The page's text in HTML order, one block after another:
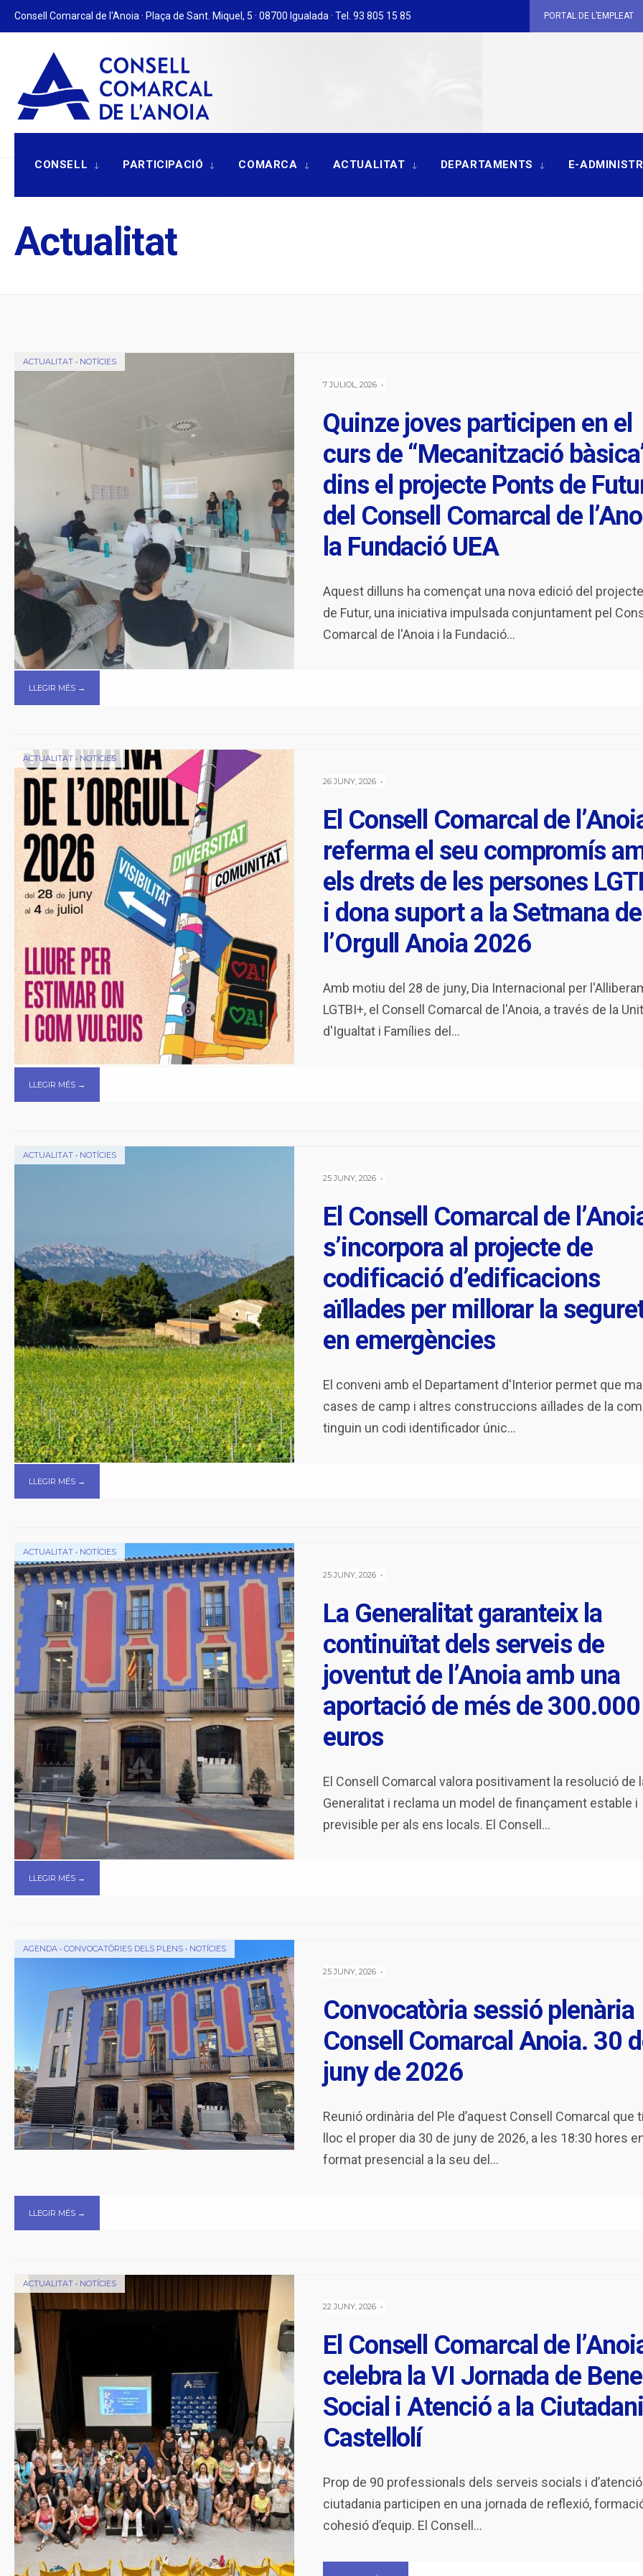
Skip
to
Consell Comarcal de l'Anoia · Plaça de Sant. Miquel, 5 · 08700 Igualada · Tel. 93 805 15 85 PORTAL DE L’EMPLEAT
CONSELL PARTICIPACIÓ COMARCA ACTUALITAT DEPARTAMENTS E-
Actualitat
ACTUALITAT • NOTÍCIES
7 JULIOL, 2026 •
Quinze joves participen en el
curs de “Mecanització
dins el projecte Ponts de
del Consell Comarcal de
la Fundació UEA
Aquest dilluns ha començat una nova edició del
de Futur, una iniciativa impulsada conjuntament pel
Comarcal de l'Anoia i la Fundació...
LLEGIR MÉS →
ACTUALITAT • NOTÍCIES
26 JUNY, 2026 •
El Consell Comarcal de
referma el seu compromís
els drets de les persones
i dona suport a la Setmana de
l’Orgull Anoia 2026
Amb motiu del 28 de juny, Dia Internacional per
LGTBI+, el Consell Comarcal de l'Anoia, a través de la
d'Igualtat i Famílies del...
LLEGIR MÉS →
ACTUALITAT • NOTÍCIES
25 JUNY, 2026 •
El Consell Comarcal de
s’incorpora al projecte de
codificació d’edificacions
aïllades per millorar la
en emergències
El conveni amb el Departament d'Interior permet que
cases de camp i altres construccions aïllades de la
tinguin un codi identificador únic...
LLEGIR MÉS →
ACTUALITAT • NOTÍCIES
25 JUNY, 2026 •
La Generalitat garanteix la
continuïtat dels serveis de
joventut de l’Anoia amb una
aportació de més de 300.000
euros
El Consell Comarcal valora positivament la resolució de
Generalitat i reclama un model de finançament estable i
previsible per als ens locals. El Consell...
LLEGIR MÉS →
AGENDA • CONVOCATÒRIES DELS PLENS • NOTÍCIES
25 JUNY, 2026 •
Convocatòria sessió plenària
Consell Comarcal Anoia. 30
juny de 2026
Reunió ordinària del Ple d’aquest Consell Comarcal que
lloc el proper dia 30 de juny de 2026, a les 18:30 hores
format presencial a la seu del...
LLEGIR MÉS →
ACTUALITAT • NOTÍCIES
22 JUNY, 2026 •
El Consell Comarcal de
celebra la VI Jornada de
Social i Atenció a la
Castellolí
Prop de 90 professionals dels serveis socials i d’atenció
ciutadania participen en una jornada de reflexió,
cohesió d’equip. El Consell...